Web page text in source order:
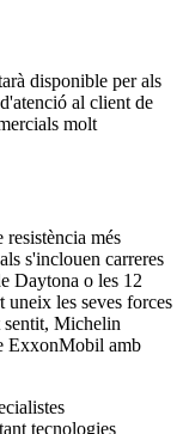
disponible per als
al client de
molt
resistència més
s'inclouen carreres
Daytona o les 12
uneix les seves forces
sentit, Michelin
ExxonMobil amb
tecnologies